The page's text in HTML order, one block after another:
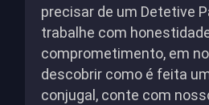
precisar de um Detetive
trabalhe com
comprometimento, em
descobrir como é feita
conjugal, conte com